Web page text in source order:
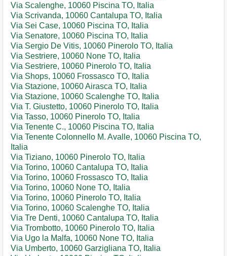
Via Scalenghe, 10060 Piscina TO, Italia
Via Scrivanda, 10060 Cantalupa TO, Italia
Via Sei Case, 10060 Piscina TO, Italia
Via Senatore, 10060 Piscina TO, Italia
Via Sergio De Vitis, 10060 Pinerolo TO, Italia
Via Sestriere, 10060 None TO, Italia
Via Sestriere, 10060 Pinerolo TO, Italia
Via Shops, 10060 Frossasco TO, Italia
Via Stazione, 10060 Airasca TO, Italia
Via Stazione, 10060 Scalenghe TO, Italia
Via T. Giustetto, 10060 Pinerolo TO, Italia
Via Tasso, 10060 Pinerolo TO, Italia
Via Tenente C., 10060 Piscina TO, Italia
Via Tenente Colonnello M. Avalle, 10060 Piscina TO,
Italia
Via Tiziano, 10060 Pinerolo TO, Italia
Via Torino, 10060 Cantalupa TO, Italia
Via Torino, 10060 Frossasco TO, Italia
Via Torino, 10060 None TO, Italia
Via Torino, 10060 Pinerolo TO, Italia
Via Torino, 10060 Scalenghe TO, Italia
Via Tre Denti, 10060 Cantalupa TO, Italia
Via Trombotto, 10060 Pinerolo TO, Italia
Via Ugo la Malfa, 10060 None TO, Italia
Via Umberto, 10060 Garzigliana TO, Italia